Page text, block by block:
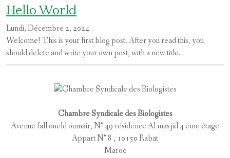
Hello World
Lundi, Décembre 2, 2024
Welcome! This is your first blog post. After you read this, you
should delete and write your own post, with a new title.
Chambre Syndicale des Biologistes
Avenue fall oueld oumair, N° 49 résidence Al masjid 4 ème étage
Appart N° 8 , 10150 Rabat
Maroc